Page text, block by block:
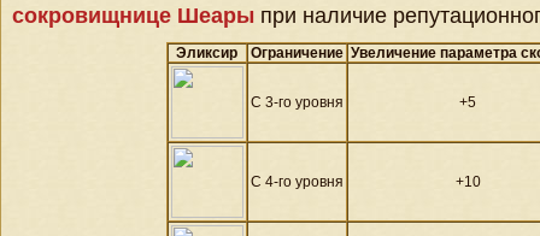
сокровищнице Шеары при наличие
Эликсир Ограничение Увеличение параметра
С 3-го уровня +5
С 4-го уровня +10